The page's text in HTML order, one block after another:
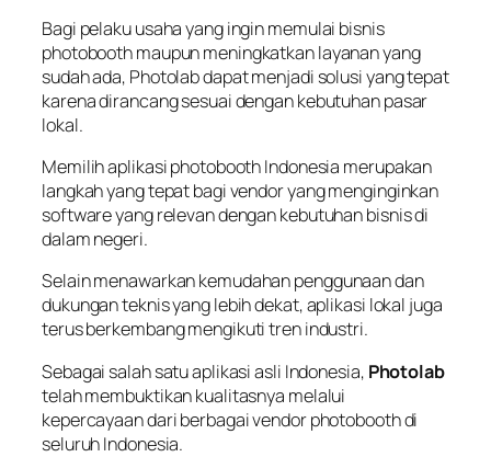
Bagi pelaku usaha yang ingin memulai bisnis
photobooth maupun meningkatkan layanan yang
sudah ada, Photolab dapat menjadi solusi yang tepat
karena dirancang sesuai dengan kebutuhan pasar
lokal.
Memilih aplikasi photobooth Indonesia merupakan
langkah yang tepat bagi vendor yang menginginkan
software yang relevan dengan kebutuhan bisnis di
dalam negeri.
Selain menawarkan kemudahan penggunaan dan
dukungan teknis yang lebih dekat, aplikasi lokal juga
terus berkembang mengikuti tren industri.
Sebagai salah satu aplikasi asli Indonesia, Photolab
telah membuktikan kualitasnya melalui
kepercayaan dari berbagai vendor photobooth di
seluruh Indonesia.